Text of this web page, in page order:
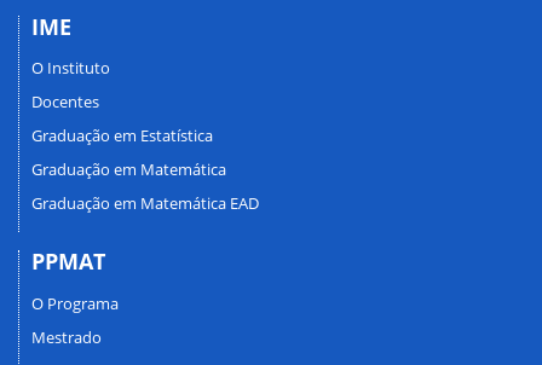
IME
O Instituto
Docentes
Graduação em Estatística
Graduação em Matemática
Graduação em Matemática EAD
PPMAT
O Programa
Mestrado